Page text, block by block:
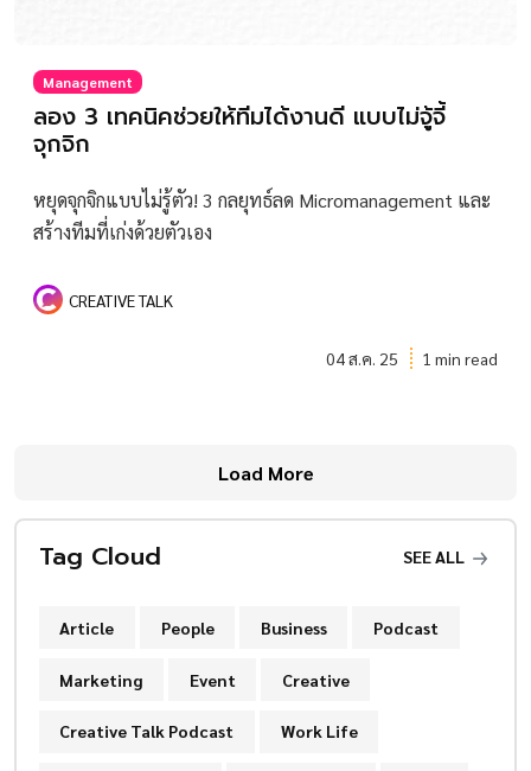
Management
ลอง 3 เทคนิคช่วยให้ทีมได้งานดี แบบไม่จู้จี้
จุกจิก
หยุดจุกจิกแบบไม่รู้ตัว! 3 กลยุทธ์ลด Micromanagement และ
สร้างทีมที่เก่งด้วยตัวเอง
CREATIVE TALK
04 ส.ค. 25 1 min read
Load More
Tag Cloud SEE ALL
Article People Business Podcast
Marketing Event Creative
Creative Talk Podcast Work Life